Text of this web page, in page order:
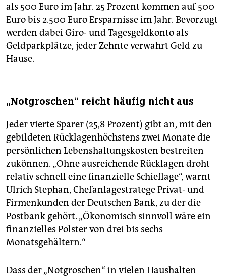
als 500 Euro im Jahr. 25 Prozent kommen auf 500
Euro bis 2.500 Euro Ersparnisse im Jahr. Bevorzugt
werden dabei Giro- und Tagesgeldkonto als
Geldparkplätze, jeder Zehnte verwahrt Geld zu
Hause.
„Notgroschen“ reicht häufig nicht aus
Jeder vierte Sparer (25,8 Prozent) gibt an, mit den
gebildeten Rücklagenhöchstens zwei Monate die
persönlichen Lebenshaltungskosten bestreiten
zukönnen. „Ohne ausreichende Rücklagen droht
relativ schnell eine finanzielle Schieflage“, warnt
Ulrich Stephan, Chefanlagestratege Privat- und
Firmenkunden der Deutschen Bank, zu der die
Postbank gehört. „Ökonomisch sinnvoll wäre ein
finanzielles Polster von drei bis sechs
Monatsgehältern.“
Dass der „Notgroschen“ in vielen Haushalten